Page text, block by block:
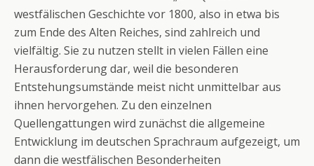
westfälischen Geschichte vor 1800, also in etwa bis
zum Ende des Alten Reiches, sind zahlreich und
vielfältig. Sie zu nutzen stellt in vielen Fällen eine
Herausforderung dar, weil die besonderen
Entstehungsumstände meist nicht unmittelbar aus
ihnen hervorgehen. Zu den einzelnen
Quellengattungen wird zunächst die allgemeine
Entwicklung im deutschen Sprachraum aufgezeigt, um
dann die westfälischen Besonderheiten